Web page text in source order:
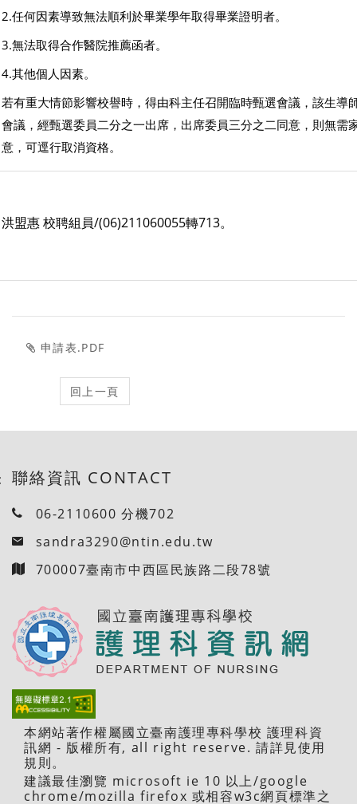
2.任何因素導致無法順利於畢業學年取得畢業證明者。
3.無法取得合作醫院推薦函者。
4.其他個人因素。
若有重大情節影響校譽時，得由科主任召開臨時甄選會議，該生導
會議，經甄選委員二分之一出席，出席委員三分之二同意，則無需
意，可逕行取消資格。
洪盟惠 校聘組員/(06)211060055轉713。
申請表.PDF
聯絡資訊 CONTACT
06-2110600 分機702
sandra3290@ntin.edu.tw
700007臺南市中西區民族路二段78號
本網站著作權屬國立臺南護理專科學校 護理科資
訊網 - 版權所有, all right reserve. 請詳見使用
規則。
建議最佳瀏覽 microsoft ie 10 以上/google
chrome/mozilla firefox 或相容w3c網頁標準之